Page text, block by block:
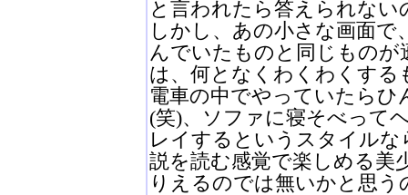
と言われたら答えられない
しかし、あの小さな画面
んでいたものと同じもの
は、何となくわくわくする
電車の中でやっていたら
(笑)、ソファに寝そべって
レイするというスタイル
説を読む感覚で楽しめる美
りえるのでは無いかと思う